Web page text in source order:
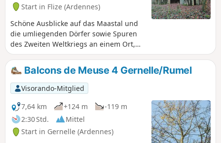
Start in Flize (Ardennes)
Schöne Ausblicke auf das Maastal und
die umliegenden Dörfer sowie Spuren
des Zweiten Weltkriegs an einem Ort,
an dem der Steinabbau die
Wirtschaftsgeschichte geprägt hat.
Balcons de Meuse 4 Gernelle/Rumel
Visorando-Mitglied
7,64 km
+124 m
-119 m
2:30 Std.
Mittel
Start in Gernelle (Ardennes)